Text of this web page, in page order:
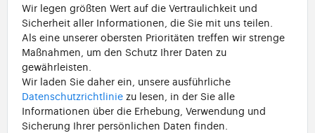
Wir legen größten Wert auf die Vertraulichkeit und
Sicherheit aller Informationen, die Sie mit uns teilen.
Als eine unserer obersten Prioritäten treffen wir strenge
Maßnahmen, um den Schutz Ihrer Daten zu
gewährleisten.
Wir laden Sie daher ein, unsere ausführliche
Datenschutzrichtlinie zu lesen, in der Sie alle
Informationen über die Erhebung, Verwendung und
Sicherung Ihrer persönlichen Daten finden.